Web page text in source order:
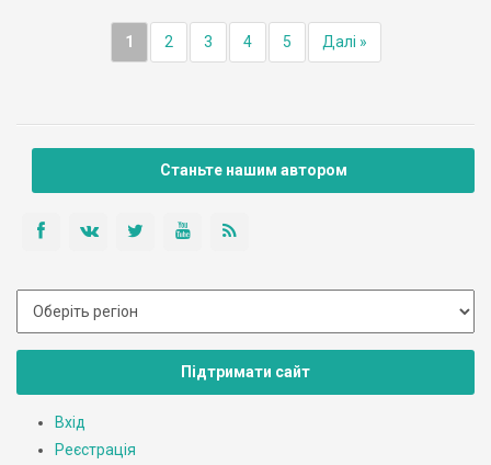
1 2 3 4 5 Далі »
Станьте нашим автором
Підтримати сайт
Вхід
Реєстрація